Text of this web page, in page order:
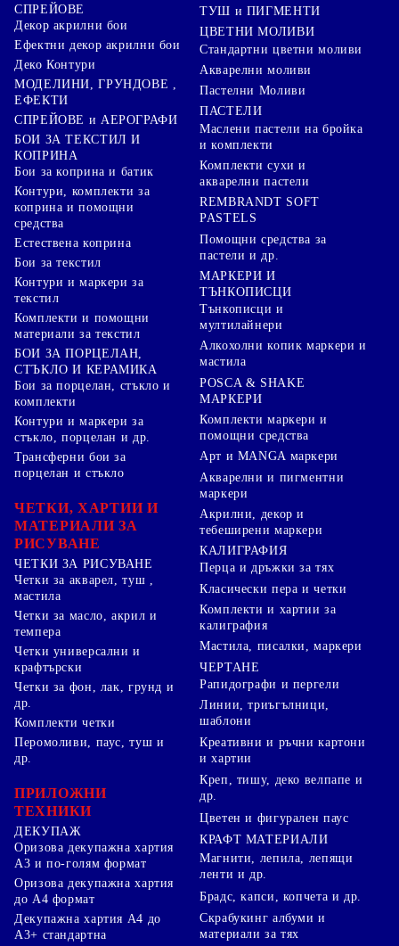
СПРЕЙОВЕ
Декор акрилни бои
Ефектни декор акрилни бои
Деко Контури
МОДЕЛИНИ, ГРУНДОВЕ ,
ЕФЕКТИ
СПРЕЙОВЕ и АЕРОГРАФИ
БОИ ЗА ТЕКСТИЛ И
КОПРИНА
Бои за коприна и батик
Контури, комплекти за
коприна и помощни
средства
Естествена коприна
Бои за текстил
Контури и маркери за
текстил
Комплекти и помощни
материали за текстил
БОИ ЗА ПОРЦЕЛАН,
СТЪКЛО И КЕРАМИКА
Бои за порцелан, стъкло и
комплекти
Контури и маркери за
стъкло, порцелан и др.
Трансферни бои за
порцелан и стъкло
ЧЕТКИ, ХАРТИИ И
МАТЕРИАЛИ ЗА
РИСУВАНЕ
ЧЕТКИ ЗА РИСУВАНЕ
Четки за акварел, туш ,
мастила
Четки за масло, акрил и
темпера
Четки универсални и
крафтърски
Четки за фон, лак, грунд и
др.
Комплекти четки
ТУШ и ПИГМЕНТИ
ЦВЕТНИ МОЛИВИ
Стандартни цветни моливи
Акварелни моливи
Пастелни Моливи
ПАСТЕЛИ
Маслени пастели на бройка
и комплекти
Комплекти сухи и
акварелни пастели
REMBRANDT SOFT
PASTELS
Помощни средства за
пастели и др.
МАРКЕРИ И
ТЪНКОПИСЦИ
Тънкописци и
мултилайнери
Алкохолни копик маркери и
мастила
POSCA & SHAKE
МАРКЕРИ
Комплекти маркери и
помощни средства
Арт и MANGA маркери
Акварелни и пигментни
маркери
Акрилни, декор и
тебеширени маркери
КАЛИГРАФИЯ
Перца и дръжки за тях
Класически пера и четки
Комплекти и хартии за
калиграфия
Мастила, писалки, маркери
ЧЕРТАНЕ
Рапидографи и пергели
Линии, триъгълници,
шаблони
Перомоливи, паус, туш и
др.
ПРИЛОЖНИ
ТЕХНИКИ
ДЕКУПАЖ
Оризова декупажна хартия
А3 и по-голям формат
Оризова декупажна хартия
до А4 формат
Декупажна хартия А4 до
А3+ стандартна
Креативни и ръчни картони
и хартии
Креп, тишу, деко велпапе и
др.
Цветен и фигурален паус
КРАФТ МАТЕРИАЛИ
Магнити, лепила, лепящи
ленти и др.
Брадс, капси, копчета и др.
Скрабукинг албуми и
материали за тях